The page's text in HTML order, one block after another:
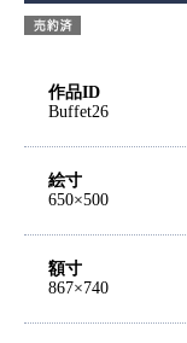
作品ID
Buffet26
絵寸
650×500
額寸
867×740